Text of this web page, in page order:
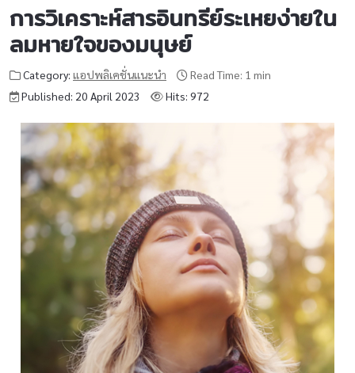
การวิเคราะห์สารอินทรีย์ระเหยง่ายใน
ลมหายใจของมนุษย์
Category: แอปพลิเคชั่นแนะนำ
Read Time: 1 min
Published: 20 April 2023
Hits: 972